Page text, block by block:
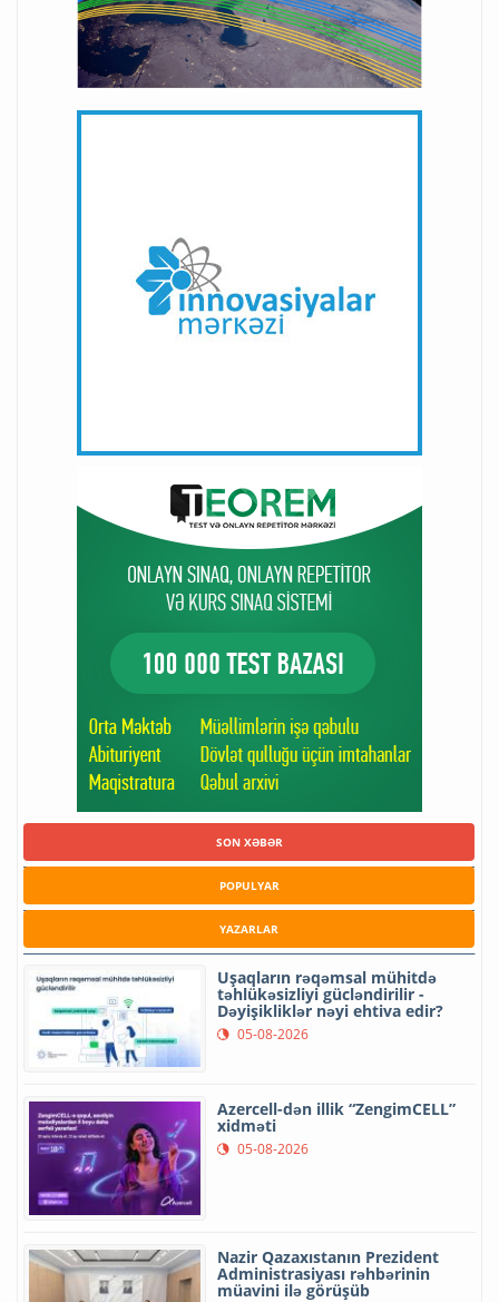
SON XƏBƏR
POPULYAR
YAZARLAR
Uşaqların rəqəmsal mühitdə
təhlükəsizliyi gücləndirilir -
Dəyişikliklər nəyi ehtiva edir?
05-08-2026
Azercell-dən illik “ZengimCELL”
xidməti
05-08-2026
Nazir Qazaxıstanın Prezident
Administrasiyası rəhbərinin
müavini ilə görüşüb